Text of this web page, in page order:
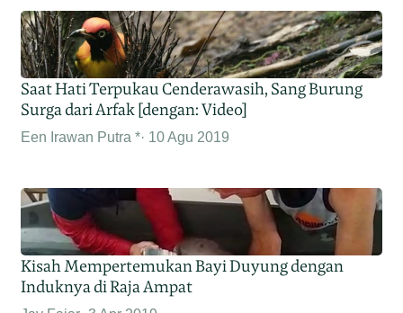
Saat Hati Terpukau Cenderawasih, Sang Burung
Surga dari Arfak [dengan: Video]
Een Irawan Putra * 10 Agu 2019
Kisah Mempertemukan Bayi Duyung dengan
Induknya di Raja Ampat